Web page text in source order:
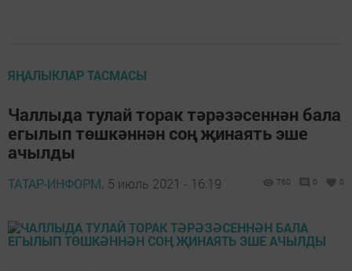
ЯҢАЛЫКЛАР ТАСМАСЫ
Чаллыда тулай торак тәрәзәсеннән бала
егылып төшкәннән соң җинаять эше
ачылды
ТАТАР-ИНФОРМ, 5 июль 2021 - 16:19 760 0 0